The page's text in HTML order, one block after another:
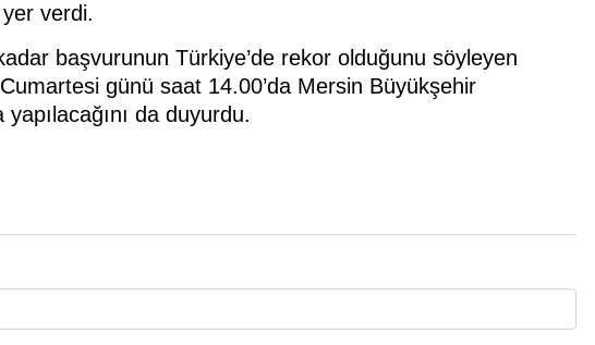
verdi.
başvurunun Türkiye’de rekor olduğunu söyleyen
günü saat 14.00’da Mersin Büyükşehir
da duyurdu.